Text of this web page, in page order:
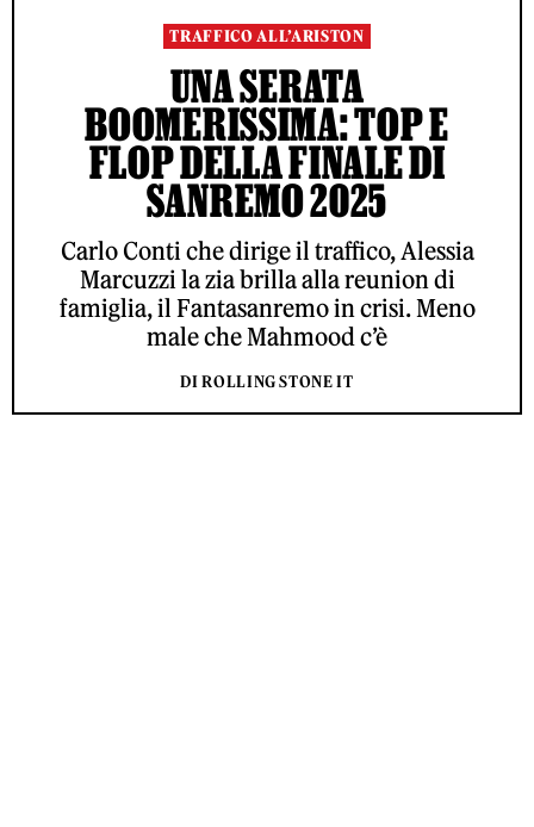
TRAFFICO ALL’ARISTON
UNA SERATA
BOOMERISSIMA: TOP E
FLOP DELLA FINALE DI
SANREMO 2025
Carlo Conti che dirige il traffico, Alessia
Marcuzzi la zia brilla alla reunion di
famiglia, il Fantasanremo in crisi. Meno
male che Mahmood c’è
DI ROLLING STONE IT